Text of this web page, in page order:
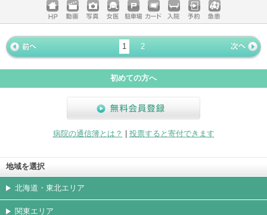
ホームペ
ージ
動画 写真 女医 駐車場
クレジッ
トカード
入院 予約 急患
« 前ペー
ジ
1
2
次ページ
»
初めての方へ
病院の通信簿とは？
投票すると寄付できます
地域を選択
北海道・東北エリア
関東エリア